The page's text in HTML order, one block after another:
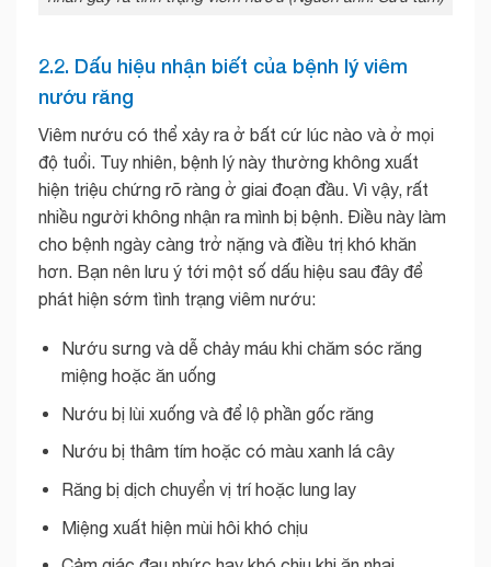
2.2. Dấu hiệu nhận biết của bệnh lý viêm
nướu răng
Viêm nướu có thể xảy ra ở bất cứ lúc nào và ở mọi
độ tuổi. Tuy nhiên, bệnh lý này thường không xuất
hiện triệu chứng rõ ràng ở giai đoạn đầu. Vì vậy, rất
nhiều người không nhận ra mình bị bệnh. Điều này làm
cho bệnh ngày càng trở nặng và điều trị khó khăn
hơn. Bạn nên lưu ý tới một số dấu hiệu sau đây để
phát hiện sớm tình trạng viêm nướu:
Nướu sưng và dễ chảy máu khi chăm sóc răng
miệng hoặc ăn uống
Nướu bị lùi xuống và để lộ phần gốc răng
Nướu bị thâm tím hoặc có màu xanh lá cây
Răng bị dịch chuyển vị trí hoặc lung lay
Miệng xuất hiện mùi hôi khó chịu